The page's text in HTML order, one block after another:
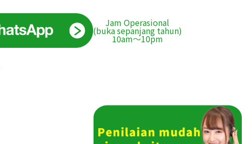
Jam Operasional
(buka sepanjang tahun)
10am〜10pm